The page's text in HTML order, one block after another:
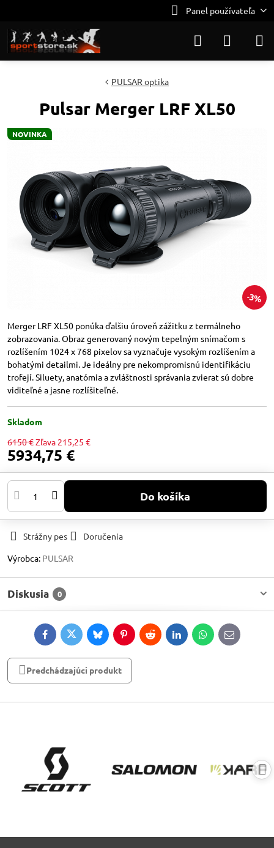
Panel používateľa
NOVINKA
3%
PULSAR optika
Pulsar Merger LRF XL50
Merger LRF XL50 ponúka ďalšiu úroveň zážitku z termálneho
zobrazovania. Obraz generovaný novým tepelným snímačom s
rozlíšením 1024 x 768 pixelov sa vyznačuje vysokým rozlíšením a
bohatými detailmi. Je ideálny pre nekompromisnú identifikáciu
trofejí. Siluety, anatómia a zvláštnosti správania zvierat sú dobre
viditeľné a jasne rozlíšiteľné.
Skladom
6150 €Zľava 215,25 €
5934,75 €
Do košíka
Strážny pes
Doručenia
Výrobca: PULSAR
Diskusia 0
FacebookTwitterBlueskyPinterestRedditLinkedInWhatsApp
E-
mail
Predchádzajúci produkt